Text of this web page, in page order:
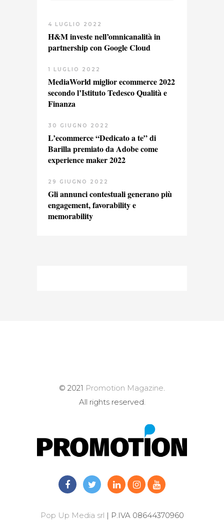
4 LUGLIO 2022
H&M investe nell’omnicanalità in
partnership con Google Cloud
1 LUGLIO 2022
MediaWorld miglior ecommerce 2022
secondo l’Istituto Tedesco Qualità e
Finanza
30 GIUGNO 2022
L’ecommerce “Dedicato a te” di
Barilla premiato da Adobe come
experience maker 2022
29 GIUGNO 2022
Gli annunci contestuali generano più
engagement, favorability e
memorability
© 2021 Promotion Magazine.
All rights reserved.
Pop Up Media srl | P.IVA 08644370960